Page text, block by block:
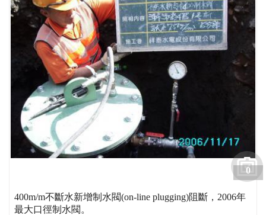
400m/m不斷水新增制水閥(on-line plugging)阻斷，2006年
最大口徑制水閥。
0